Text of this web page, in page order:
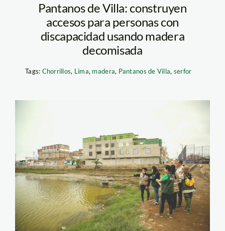
Pantanos de Villa: construyen
accesos para personas con
discapacidad usando madera
decomisada
Tags: Chorrillos, Lima, madera, Pantanos de Villa, serfor
drones-pantanos-de-
villa—sernanp